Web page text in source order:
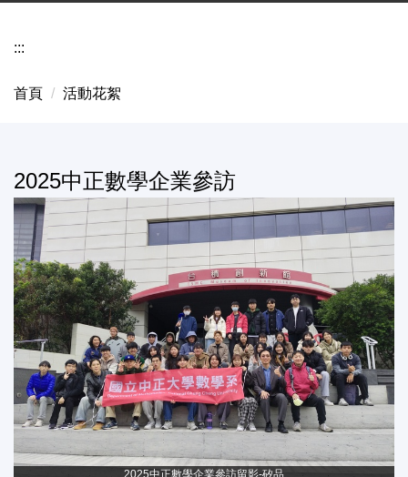
:::
首頁 活動花絮
2025中正數學企業參訪
2025中正數學企業參訪留影-矽品